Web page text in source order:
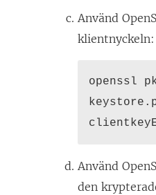
Använd
klientnyckeln:
openssl
Använd
den